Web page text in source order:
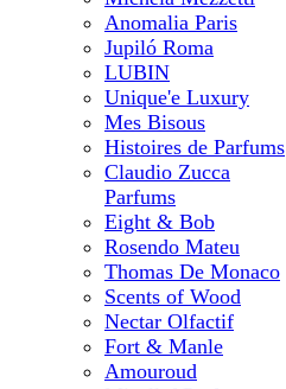
Anomalia Paris
Jupiló Roma
LUBIN
Unique'e Luxury
Mes Bisous
Histoires de Parfums
Claudio Zucca
Parfums
Eight & Bob
Rosendo Mateu
Thomas De Monaco
Scents of Wood
Nectar Olfactif
Fort & Manle
Amouroud